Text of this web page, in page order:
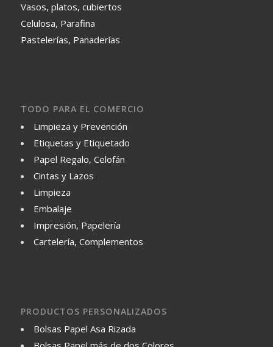
Vasos, platos, cubiertos
Celulosa, Parafina
Pastelerías, Panaderías
TODO PARA EL COMERCIO
Limpieza y Prevención
Etiquetas y Etiquetado
Papel Regalo, Celofán
Cintas y Lazos
Limpieza
Embalaje
Impresión, Papelería
Cartelería, Complementos
PRODUCTOS PERSONALIZADOS
Bolsas Papel Asa Rizada